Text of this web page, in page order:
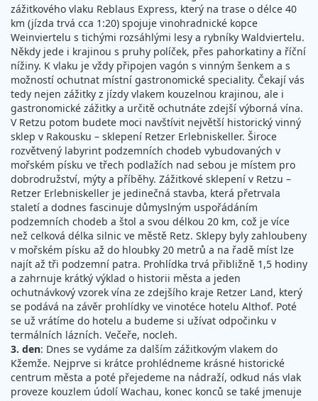
zážitkového vlaku Reblaus Express, který na trase o délce 40
km (jízda trvá cca 1:20) spojuje vinohradnické kopce
Weinviertelu s tichými rozsáhlými lesy a rybníky Waldviertelu.
Někdy jede i krajinou s pruhy políček, přes pahorkatiny a říční
nížiny. K vlaku je vždy připojen vagón s vinným šenkem a s
možností ochutnat místní gastronomické speciality. Čekají vás
tedy nejen zážitky z jízdy vlakem kouzelnou krajinou, ale i
gastronomické zážitky a určitě ochutnáte zdejší výborná vína.
V Retzu potom budete moci navštívit největší historický vinný
sklep v Rakousku – sklepení Retzer Erlebniskeller. Široce
rozvětvený labyrint podzemních chodeb vybudovaných v
mořském písku ve třech podlažích nad sebou je místem pro
dobrodružství, mýty a příběhy. Zážitkové sklepení v Retzu –
Retzer Erlebniskeller je jedinečná stavba, která přetrvala
staletí a dodnes fascinuje důmyslným uspořádáním
podzemních chodeb a štol a svou délkou 20 km, což je více
než celková délka silnic ve městě Retz. Sklepy byly zahloubeny
v mořském písku až do hloubky 20 metrů a na řadě míst lze
najít až tři podzemní patra. Prohlídka trvá přibližně 1,5 hodiny
a zahrnuje krátký výklad o historii města a jeden
ochutnávkový vzorek vína ze zdejšího kraje Retzer Land, který
se podává na závěr prohlídky ve vinotéce hotelu Althof. Poté
se už vrátíme do hotelu a budeme si užívat odpočinku v
termálních lázních. Večeře, nocleh.
3. den: Dnes se vydáme za dalším zážitkovým vlakem do
Kžemže. Nejprve si krátce prohlédneme krásné historické
centrum města a poté přejedeme na nádraží, odkud nás vlak
proveze kouzlem údolí Wachau, konec konců se také jmenuje